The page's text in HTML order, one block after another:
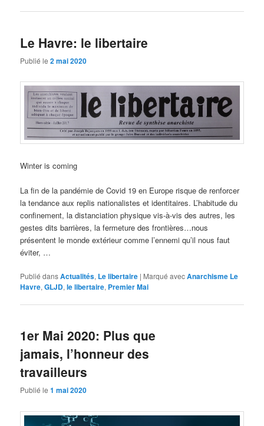
Le Havre: le libertaire
Publié le2 mai 2020
Winter is coming
La fin de la pandémie de Covid 19 en Europe risque de renforcer
la tendance aux replis nationalistes et identitaires. L’habitude du
confinement, la distanciation physique vis-à-vis des autres, les
gestes dits barrières, la fermeture des frontières…nous
présentent le monde extérieur comme l’ennemi qu’il nous faut
éviter, …
Publié dansActualités, Le libertaire | Marqué avecAnarchisme Le
Havre,GLJD,le libertaire, Premier Mai
1er Mai 2020: Plus que
jamais, l’honneur des
travailleurs
Publié le1 mai 2020